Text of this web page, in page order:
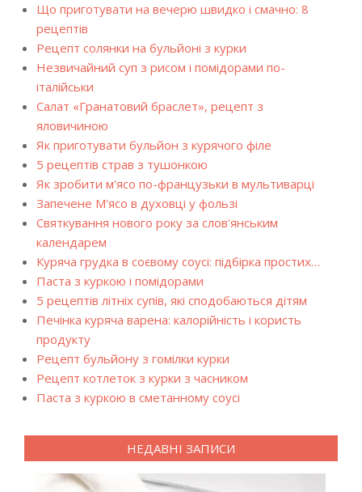
Що приготувати на вечерю швидко і смачно: 8
рецептів
Рецепт солянки на бульйоні з курки
Незвичайний суп з рисом і помідорами по-
італійськи
Салат «Гранатовий браслет», рецепт з
яловичиною
Як приготувати бульйон з курячого філе
5 рецептів страв з тушонкою
Як зробити м'ясо по-французьки в мультиварці
Запечене М'ясо в духовці у фользі
Святкування нового року за слов'янським
календарем
Куряча грудка в соєвому соусі: підбірка простих…
Паста з куркою і помідорами
5 рецептів літніх супів, які сподобаються дітям
Печінка куряча варена: калорійність і користь
продукту
Рецепт бульйону з гомілки курки
Рецепт котлеток з курки з часником
Паста з куркою в сметанному соусі
НЕДАВНІ ЗАПИСИ